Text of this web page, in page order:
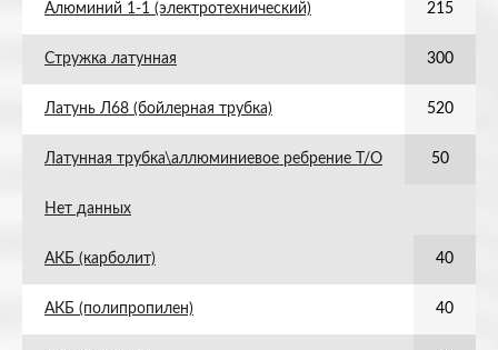
Алюминий 1-1 (электротехнический) 215
Стружка латунная 300
Латунь Л68 (бойлерная трубка) 520
Латунная трубка\аллюминиевое ребрение Т/О 50
Нет данных
АКБ (карболит) 40
АКБ (полипропилен) 40